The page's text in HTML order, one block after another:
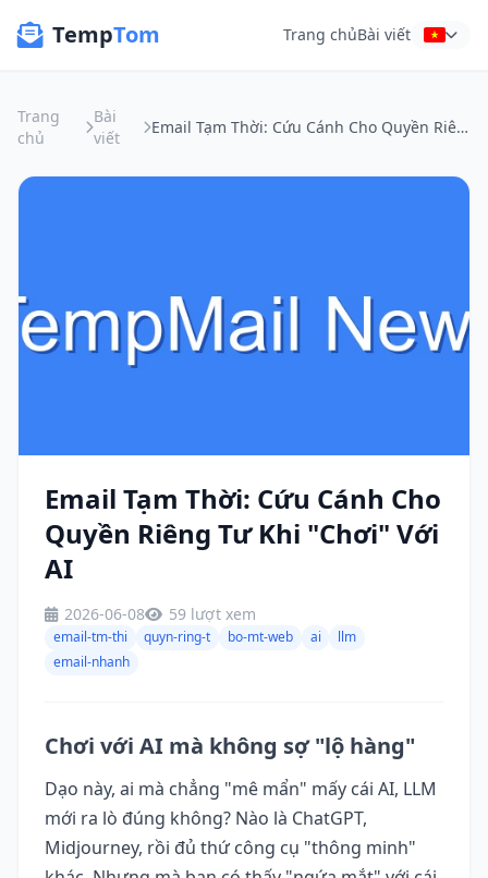
TempTom Trang chủBài viết
Trang
chủ
Bài
viết
Email Tạm Thời: Cứu Cánh Cho Quyền Riêng Tư Khi "Chơi" Với AI
Email Tạm Thời: Cứu Cánh Cho
Quyền Riêng Tư Khi "Chơi" Với
AI
2026-06-08 59 lượt xem
email-tm-thi quyn-ring-t bo-mt-web ai
llm
email-nhanh
Chơi với AI mà không sợ "lộ hàng"
Dạo này, ai mà chẳng "mê mẩn" mấy cái AI, LLM
mới ra lò đúng không? Nào là ChatGPT,
Midjourney, rồi đủ thứ công cụ "thông minh"